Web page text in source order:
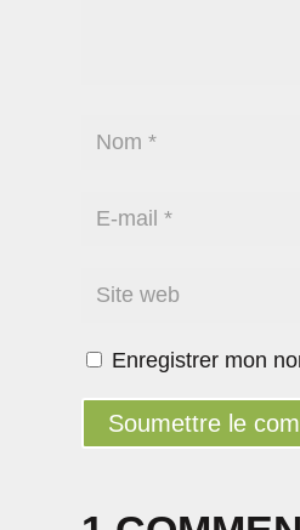
Enregistrer mon
Soumettre le